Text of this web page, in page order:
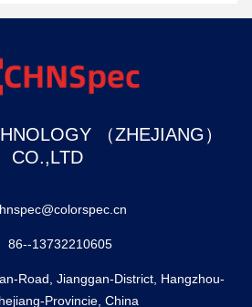
（ZHEJIANG）
CO.,LTD
86--13732210605
Road, Jianggan-District, Hangzhou-
Provincie, China